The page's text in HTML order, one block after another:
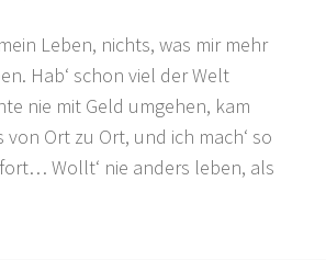
Leben, nichts, was mir mehr
Hab‘ schon viel der Welt
nie mit Geld umgehen, kam
Ort zu Ort, und ich mach‘ so
Wollt‘ nie anders leben, als